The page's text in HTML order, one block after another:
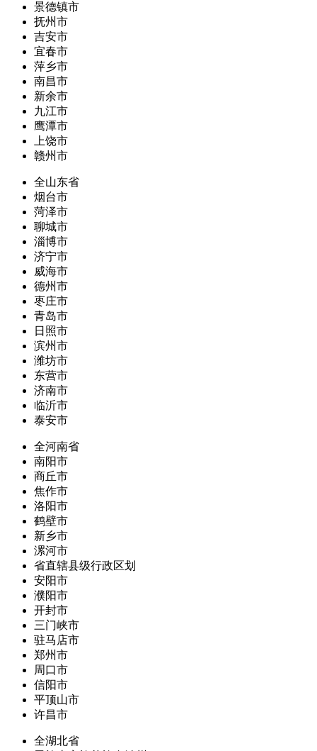
景德镇市
抚州市
吉安市
宜春市
萍乡市
南昌市
新余市
九江市
鹰潭市
上饶市
赣州市
全山东省
烟台市
菏泽市
聊城市
淄博市
济宁市
威海市
德州市
枣庄市
青岛市
日照市
滨州市
潍坊市
东营市
济南市
临沂市
泰安市
全河南省
南阳市
商丘市
焦作市
洛阳市
鹤壁市
新乡市
漯河市
省直辖县级行政区划
安阳市
濮阳市
开封市
三门峡市
驻马店市
郑州市
周口市
信阳市
平顶山市
许昌市
全湖北省